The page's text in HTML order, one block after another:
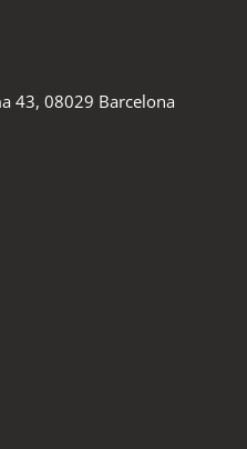
43, 08029 Barcelona